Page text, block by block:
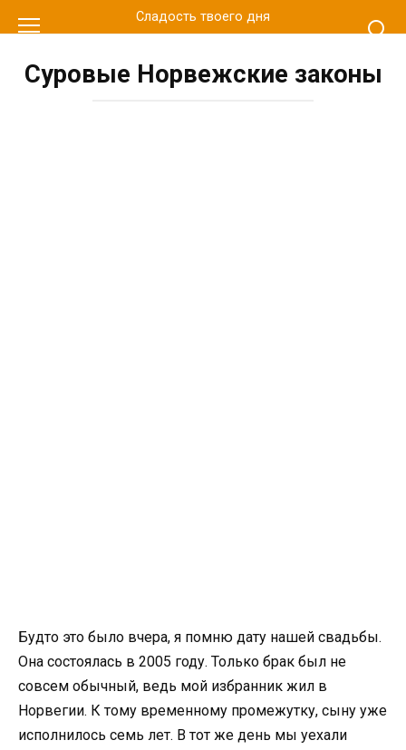
к
Сладость твоего дня
Суровые Норвежские законы
Будто это было вчера, я помню дату нашей свадьбы.
Она состоялась в 2005 году. Только брак был не
совсем обычный, ведь мой избранник жил в
Норвегии. К тому временному промежутку, сыну уже
исполнилось семь лет. В тот же день мы уехали